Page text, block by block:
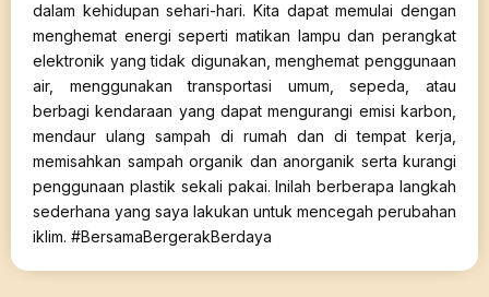
dalam kehidupan sehari-hari. Kita dapat memulai dengan
menghemat energi seperti matikan lampu dan perangkat
elektronik yang tidak digunakan, menghemat penggunaan
air, menggunakan transportasi umum, sepeda, atau
berbagi kendaraan yang dapat mengurangi emisi karbon,
mendaur ulang sampah di rumah dan di tempat kerja,
memisahkan sampah organik dan anorganik serta kurangi
penggunaan plastik sekali pakai. Inilah berberapa langkah
sederhana yang saya lakukan untuk mencegah perubahan
iklim. #BersamaBergerakBerdaya